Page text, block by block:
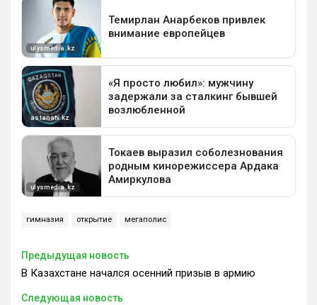
гимназия открытие мегаполис
Предыдущая новость
В Казахстане начался осенний призыв в армию
Следующая новость